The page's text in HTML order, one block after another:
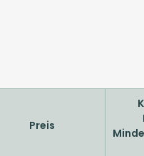
Preis